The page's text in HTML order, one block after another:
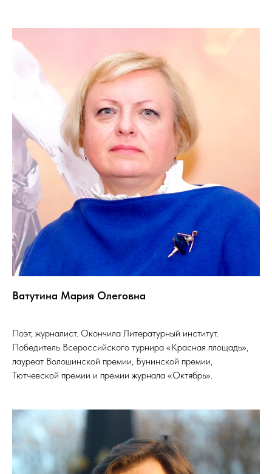
Ватутина Мария Олеговна
Поэт, журналист. Окончила Литературный институт.
Победитель Всероссийского турнира «Красная площадь»,
лауреат Волошинской премии, Бунинской премии,
Тютчевской премии и премии журнала «Октябрь».